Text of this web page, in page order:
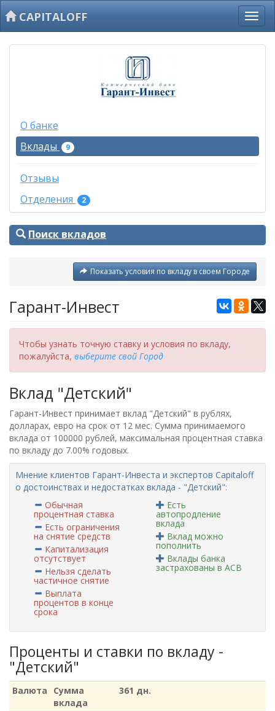
CAPITALOFF
О банке
Вклады
9
Отзывы
Отделения
2
Поиск вкладов
Показать условия по вкладу в своем Городе
Гарант-Инвест
Чтобы узнать точную ставку и условия по вкладу,
пожалуйста, выберите свой Город
Вклад "Детский"
Гарант-Инвест принимает вклад "Детский" в рублях,
долларах, евро на срок от 12 мес. Сумма принимаемого
вклада от 100000 рублей, максимальная процентная ставка
по вкладу до 7.00% годовых.
Мнение клиентов Гарант-Инвеста и экспертов Capitaloff
о достоинствах и недостатках вклада - "Детский":
Обычная
процентная ставка
Есть ограничения
на снятие средств
Капитализация
отсутствует
Нельзя сделать
частичное снятие
Выплата
процентов в конце
срока
Есть
автопродление
вклада
Вклад можно
пополнить
Вклады банка
застрахованы в АСВ
Проценты и ставки по вкладу -
"Детский"
Валюта
Сумма
вклада
361 дн.